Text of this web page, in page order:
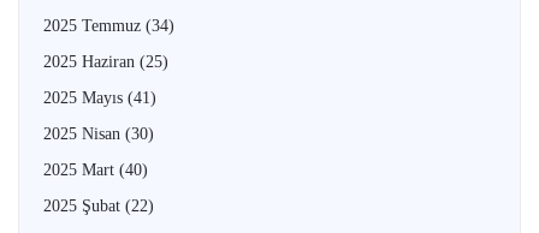
2025 Temmuz (34)
2025 Haziran (25)
2025 Mayıs (41)
2025 Nisan (30)
2025 Mart (40)
2025 Şubat (22)